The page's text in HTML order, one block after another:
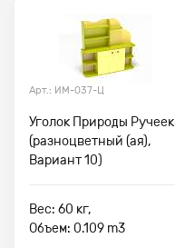
Арт.: ИМ-037-Ц
Уголок Природы Ручеек
(разноцветный (ая),
Вариант 10)
Вес: 60 кг,
Объем: 0.109 m3